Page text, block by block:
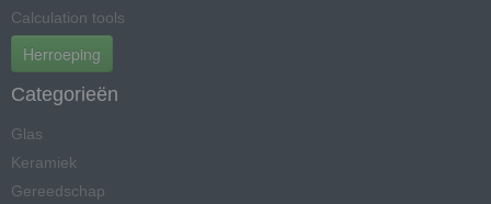
Calculation tools
Herroeping
Categorieën
Glas
Keramiek
Gereedschap